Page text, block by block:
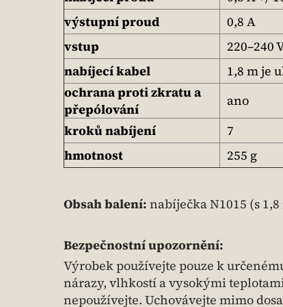
výstupní proud
0,8 A
vstup
220–240
nabíjecí kabel
1,8 m je
ochrana proti zkratu a
přepólování
ano
kroků nabíjení
7
hmotnost
255 g
Obsah balení: nabíječka N1015 (s
Bezpečnostní upozornění:
Výrobek používejte pouze k
nárazy, vlhkostí a vysokými
nepoužívejte. Uchovávejte mimo